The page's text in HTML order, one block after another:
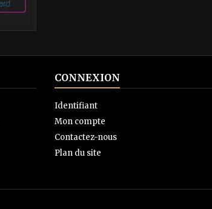
CONNEXION
Identifiant
Mon compte
Contactez-nous
Plan du site